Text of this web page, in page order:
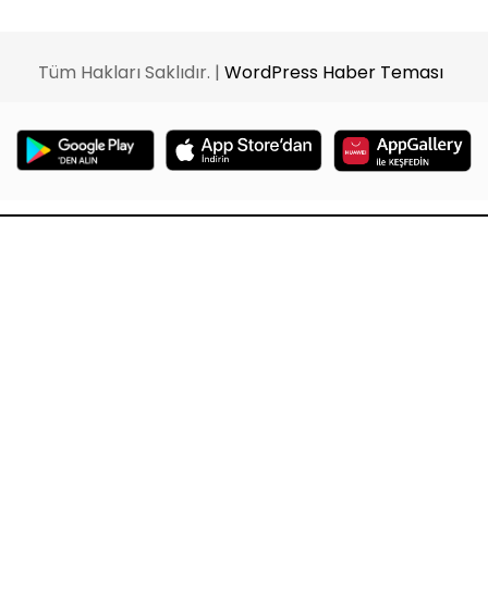
Tüm Hakları Saklıdır. | WordPress Haber Teması